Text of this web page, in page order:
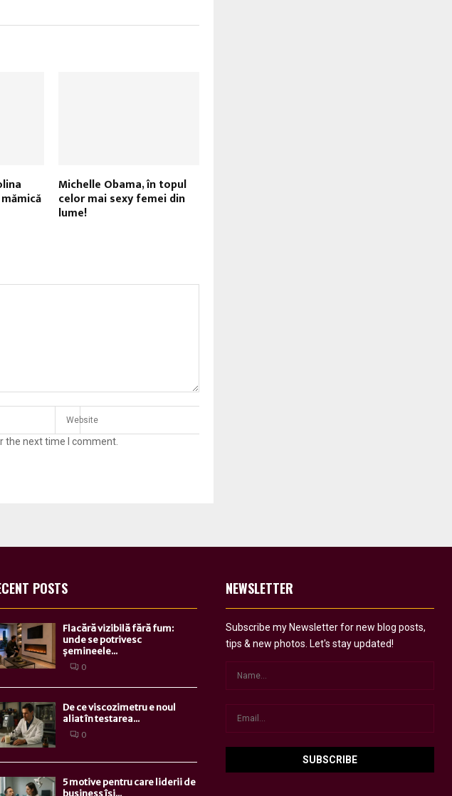
Michelle Obama, în topul
celor mai sexy femei din
lume!
the next time I comment.
POSTS
Flacără vizibilă fără fum:
unde se potrivesc
șemineele...
0
De ce viscozimetru e noul
aliat în testarea...
0
5 motive pentru care liderii de
business își...
NEWSLETTER
Subscribe my Newsletter for new blog posts,
tips & new photos. Let's stay updated!